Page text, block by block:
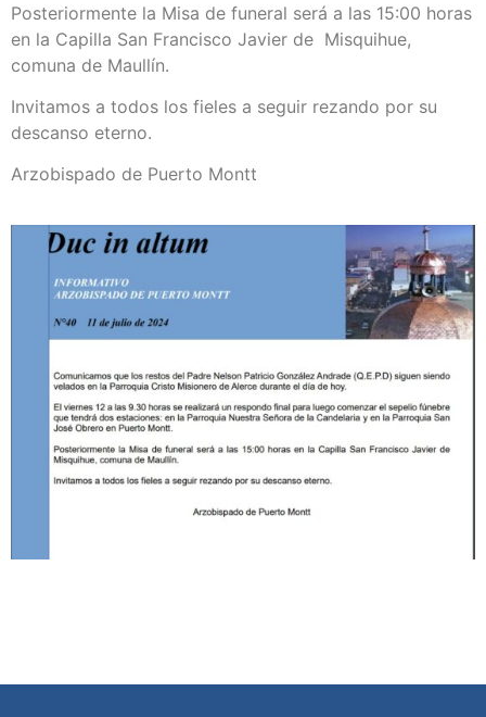
Posteriormente la Misa de funeral será a las 15:00 horas
en la Capilla San Francisco Javier de Misquihue,
comuna de Maullín.
Invitamos a todos los fieles a seguir rezando por su
descanso eterno.
Arzobispado de Puerto Montt